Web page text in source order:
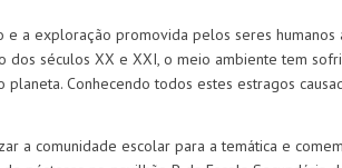
a exploração promovida pelos seres humanos
dos séculos XX e XXI, o meio ambiente tem
Conhecendo todos estes estragos
a comunidade escolar para a temática e